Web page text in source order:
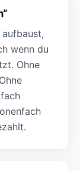
wenn du
Ohne